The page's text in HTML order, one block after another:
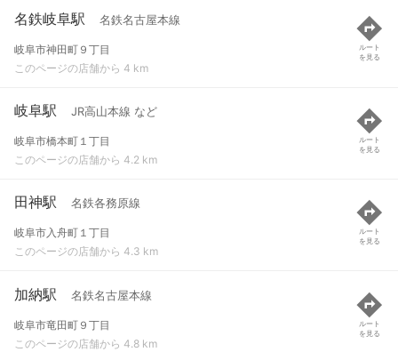
名鉄岐阜駅 名鉄名古屋本線
岐阜市神田町９丁目
このページの店舗から 4 km
ルート
を見る
岐阜駅 JR高山本線 など
岐阜市橋本町１丁目
このページの店舗から 4.2 km
ルート
を見る
田神駅 名鉄各務原線
岐阜市入舟町１丁目
このページの店舗から 4.3 km
ルート
を見る
加納駅 名鉄名古屋本線
岐阜市竜田町９丁目
このページの店舗から 4.8 km
ルート
を見る